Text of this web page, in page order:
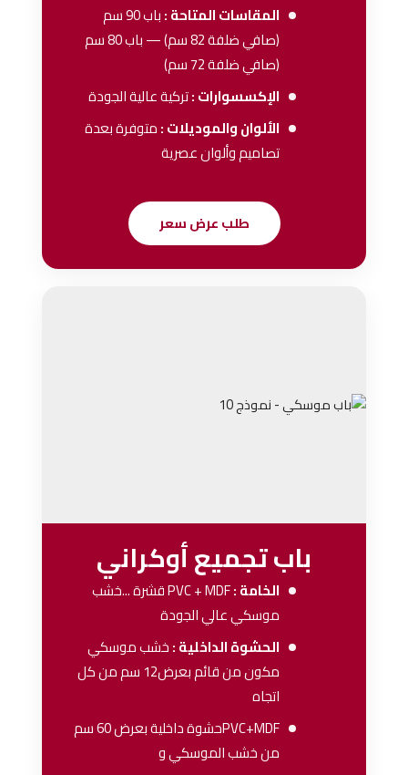
المقاسات المتاحة :
باب 90 سم
(صافي ضلفة 82 سم) — باب 80 سم
(صافي ضلفة 72 سم)
الإكسسوارات :تركية عالية الجودة
الألوان والموديلات :متوفرة بعدة
تصاميم وألوان عصرية
طلب عرض سعر
باب تجميع أوكراني
الخامة :PVC + MDFقشرة ...خشب
موسكي عالي الجودة
الحشوة الداخلية :خشب موسكي
مكون من قائم بعرض12 سم من كل
اتجاه
PVC+MDFحشوة داخلية بعرض 60 سم
من خشب الموسكي و